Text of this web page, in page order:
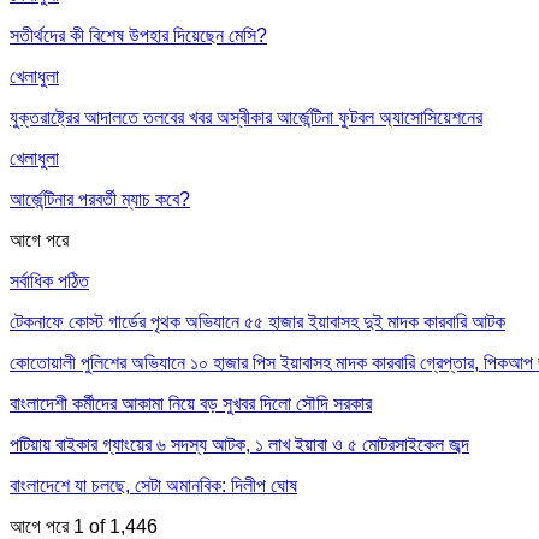
সতীর্থদের কী বিশেষ উপহার দিয়েছেন মেসি?
খেলাধুলা
যুক্তরাষ্ট্রের আদালতে তলবের খবর অস্বীকার আর্জেন্টিনা ফুটবল অ্যাসোসিয়েশনের
খেলাধুলা
আর্জেন্টিনার পরবর্তী ম্যাচ কবে?
আগে পরে
সর্বাধিক পঠিত
টেকনাফে কোস্ট গার্ডের পৃথক অভিযানে ৫৫ হাজার ইয়াবাসহ দুই মাদক কারবারি আটক
কোতোয়ালী পুলিশের অভিযানে ১০ হাজার পিস ইয়াবাসহ মাদক কারবারি গ্রেপ্তার, পিকআপ
বাংলাদেশী কর্মীদের আকামা নিয়ে বড় সুখবর দিলো সৌদি সরকার
পটিয়ায় বাইকার গ্যাংয়ের ৬ সদস্য আটক, ১ লাখ ইয়াবা ও ৫ মোটরসাইকেল জব্দ
বাংলাদেশে যা চলছে, সেটা অমানবিক: দিলীপ ঘোষ
আগে পরে 1 of 1,446